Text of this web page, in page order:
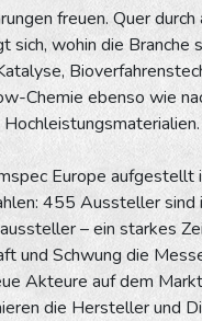
freuen. Quer durch
sich, wohin die Branche
Chemie ebenso wie
Europe aufgestellt
455 Aussteller sind
– ein starkes
und Schwung die
Akteure auf dem
die Hersteller und